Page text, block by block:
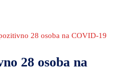
28 osoba na COVID-19
28 osoba na